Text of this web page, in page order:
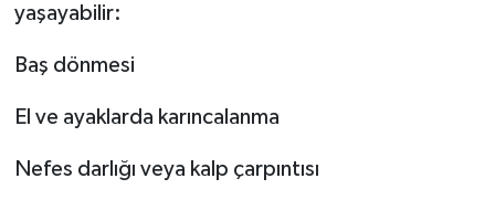
yaşayabilir:
Baş dönmesi
El ve ayaklarda karıncalanma
Nefes darlığı veya kalp çarpıntısı